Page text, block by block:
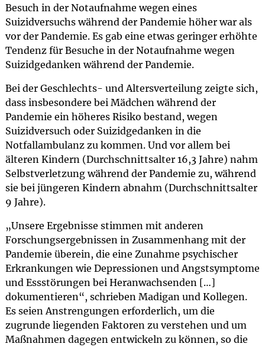
Besuch in der Notaufnahme wegen eines
Suizidversuchs während der Pandemie höher war als
vor der Pandemie. Es gab eine etwas geringer erhöhte
Tendenz für Besuche in der Notaufnahme wegen
Suizidgedanken während der Pandemie.
Bei der Geschlechts- und Altersverteilung zeigte sich,
dass insbesondere bei Mädchen während der
Pandemie ein höheres Risiko bestand, wegen
Suizidversuch oder Suizidgedanken in die
Notfallambulanz zu kommen. Und vor allem bei
älteren Kindern (Durchschnittsalter 16,3 Jahre) nahm
Selbstverletzung während der Pandemie zu, während
sie bei jüngeren Kindern abnahm (Durchschnittsalter
9 Jahre).
„Unsere Ergebnisse stimmen mit anderen
Forschungsergebnissen in Zusammenhang mit der
Pandemie überein, die eine Zunahme psychischer
Erkrankungen wie Depressionen und Angstsymptome
und Essstörungen bei Heranwachsenden […]
dokumentieren“, schrieben Madigan und Kollegen.
Es seien Anstrengungen erforderlich, um die
zugrunde liegenden Faktoren zu verstehen und um
Maßnahmen dagegen entwickeln zu können, so die